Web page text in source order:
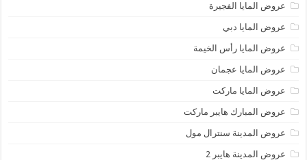
عروض المايا الفجيرة
عروض المايا دبي
عروض المايا رأس الخيمة
عروض المايا عجمان
عروض المايا ماركت
عروض المبارك هايبر ماركت
عروض المدينة سنترال مول
عروض المدينة هايبر 2